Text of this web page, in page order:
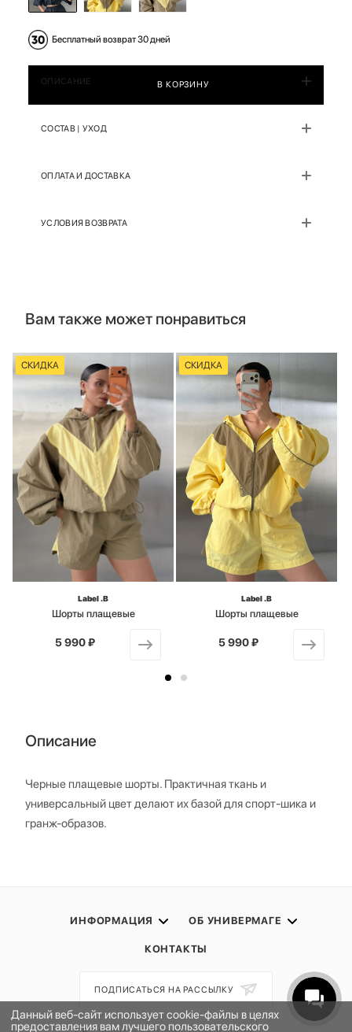
Бесплатный возврат 30 дней
В КОРЗИНУ
ОПИСАНИЕ
СОСТАВ | УХОД
ОПЛАТА И ДОСТАВКА
УСЛОВИЯ ВОЗВРАТА
Вам также может понравиться
СКИДКА
Label .B
Шорты плащевые
от
5 990 ₽
СКИДКА
Label .B
Шорты плащевые
от
5 990 ₽
Описание
Черные плащевые шорты. Практичная ткань и
универсальный цвет делают их базой для спорт-шика и
гранж-образов.
ИНФОРМАЦИЯ ОБ УНИВЕРМАГЕ
КОНТАКТЫ
ПОДПИСАТЬСЯ НА РАССЫЛКУ
Данный веб-сайт использует cookie-файлы в целях
предоставления вам лучшего пользовательского